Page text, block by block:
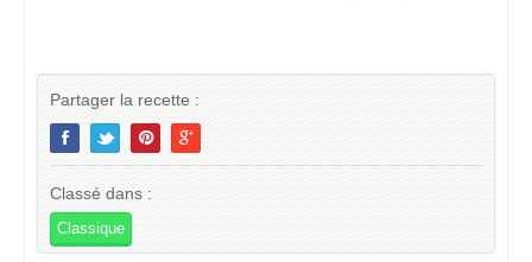
Partager la recette :
Classé dans :
Classique